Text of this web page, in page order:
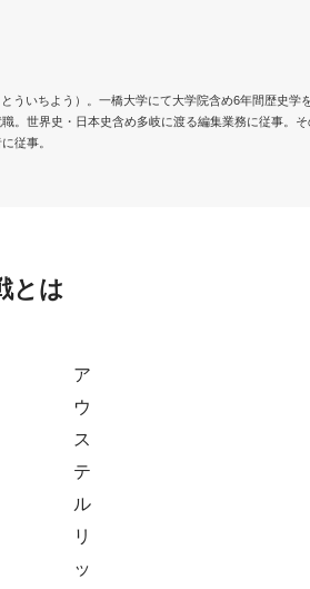
ういちよう）。一橋大学にて大学院含め6年間歴史学
。世界史・日本史含め多岐に渡る編集業務に従事。
従事。
とは
ア
ウ
ス
テ
ル
リ
ッ